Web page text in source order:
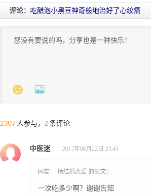
评论：吃醋泡小黑豆神奇般地治好了心绞痛
 
2307 人参与， 2 条评论
中医迷 2017年08月22日 23:45
网友 一场结婚恋爱 的原文：
一次吃多少啊？谢谢告知